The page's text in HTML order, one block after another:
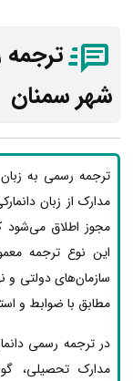
ترجمه
شهر سمنان
ترجمه رسمی به
مدارک از زبان
مجوز اطلاق می‌شود
این نوع ترجمه
سازمان‌های دولتی و
مطابق با ضوابط و
در ترجمه رسمی
مدارک تحصیلی،